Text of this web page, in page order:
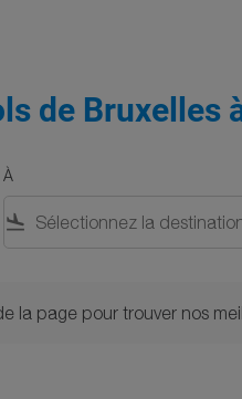
de Bruxelles
À
flight_land
la page pour trouver nos